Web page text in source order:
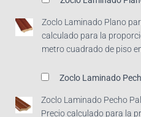
Zoclo Laminado Plano
calculado para la
metro cuadrado de piso
Zoclo Laminado
Zoclo Laminado Pecho
Precio calculado para la